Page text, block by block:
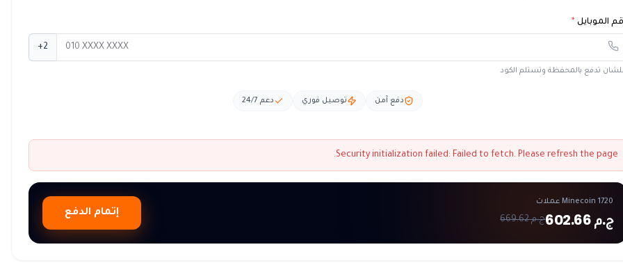
الموبايل *
+2
تدفع بالمحفظة وتستلم الكود
دفع آمن توصيل فوري دعم 24/7
Security initialization failed: Failed to fetch. Please refresh the page.
Minecoin 1720 عملات
ج.م 602.66 ج.م 669.62
إتمام الدفع